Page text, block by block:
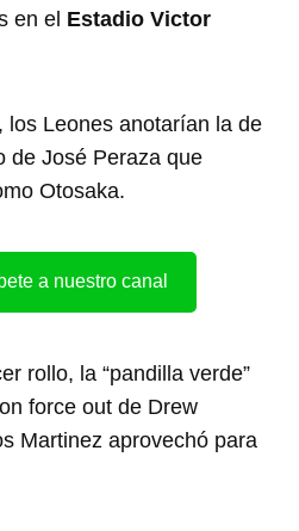
en el Estadio Victor
los Leones anotarían la de
de José Peraza que
Otosaka.
a nuestro canal
rollo, la “pandilla verde”
force out de Drew
Martinez aprovechó para